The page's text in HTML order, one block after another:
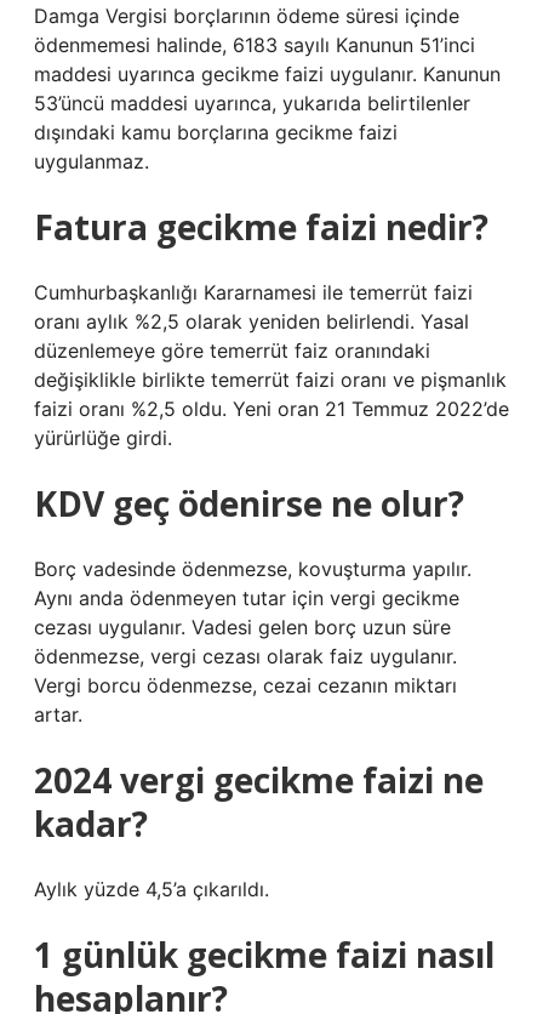
Damga Vergisi borçlarının ödeme süresi içinde
ödenmemesi halinde, 6183 sayılı Kanunun 51’inci
maddesi uyarınca gecikme faizi uygulanır. Kanunun
53’üncü maddesi uyarınca, yukarıda belirtilenler
dışındaki kamu borçlarına gecikme faizi
uygulanmaz.
Fatura gecikme faizi nedir?
Cumhurbaşkanlığı Kararnamesi ile temerrüt faizi
oranı aylık %2,5 olarak yeniden belirlendi. Yasal
düzenlemeye göre temerrüt faiz oranındaki
değişiklikle birlikte temerrüt faizi oranı ve pişmanlık
faizi oranı %2,5 oldu. Yeni oran 21 Temmuz 2022’de
yürürlüğe girdi.
KDV geç ödenirse ne olur?
Borç vadesinde ödenmezse, kovuşturma yapılır.
Aynı anda ödenmeyen tutar için vergi gecikme
cezası uygulanır. Vadesi gelen borç uzun süre
ödenmezse, vergi cezası olarak faiz uygulanır.
Vergi borcu ödenmezse, cezai cezanın miktarı
artar.
2024 vergi gecikme faizi ne
kadar?
Aylık yüzde 4,5’a çıkarıldı.
1 günlük gecikme faizi nasıl
hesaplanır?